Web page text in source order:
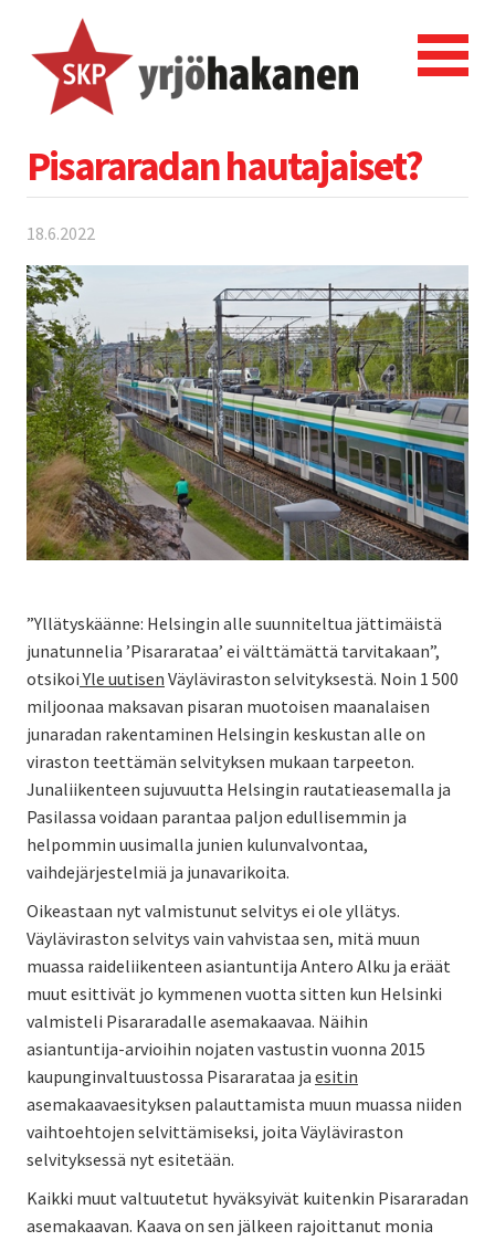
Pisararadan hautajaiset?
18.6.2022
”Yllätyskäänne: Helsingin alle suunniteltua jättimäistä
junatunnelia ’Pisararataa’ ei välttämättä tarvitakaan”,
otsikoiYle uutisen Väyläviraston selvityksestä. Noin 1 500
miljoonaa maksavan pisaran muotoisen maanalaisen
junaradan rakentaminen Helsingin keskustan alle on
viraston teettämän selvityksen mukaan tarpeeton.
Junaliikenteen sujuvuutta Helsingin rautatieasemalla ja
Pasilassa voidaan parantaa paljon edullisemmin ja
helpommin uusimalla junien kulunvalvontaa,
vaihdejärjestelmiä ja junavarikoita.
Oikeastaan nyt valmistunut selvitys ei ole yllätys.
Väyläviraston selvitys vain vahvistaa sen, mitä muun
muassa raideliikenteen asiantuntija Antero Alku ja eräät
muut esittivät jo kymmenen vuotta sitten kun Helsinki
valmisteli Pisararadalle asemakaavaa. Näihin
asiantuntija-arvioihin nojaten vastustin vuonna 2015
kaupunginvaltuustossa Pisararataa ja esitin
asemakaavaesityksen palauttamista muun muassa niiden
vaihtoehtojen selvittämiseksi, joita Väyläviraston
selvityksessä nyt esitetään.
Kaikki muut valtuutetut hyväksyivät kuitenkin Pisararadan
asemakaavan. Kaava on sen jälkeen rajoittanut monia